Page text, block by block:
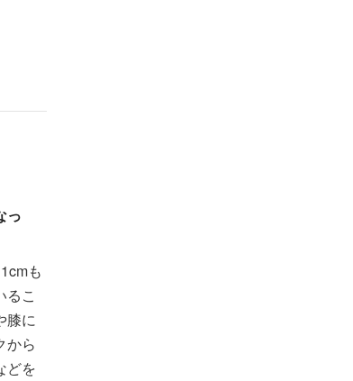
っ
も
るこ
膝に
から
どを